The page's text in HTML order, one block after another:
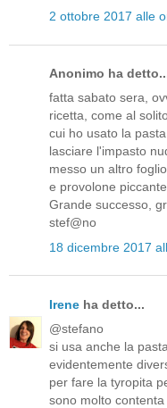
2 ottobre 2017 alle
Anonimo ha
fatta sabato sera,
ricetta, come al
cui ho usato la
lasciare l'impasto
messo un altro
e provolone
Grande successo,
stef@no
18 dicembre 2017
Irene ha detto...
@stefano
si usa anche la
evidentemente
per fare la tyropita
sono molto